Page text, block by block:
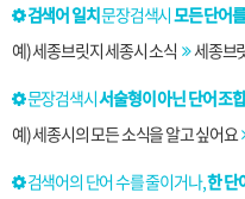
검색어 일치문장검색시모든 단어
예) 세종브릿지 세종시 소식 세종브
문장검색시서술형이 아닌 단어 조
예) 세종시의 모든 소식을 알고 싶어요
검색어의 단어 수를 줄이거나,한 단